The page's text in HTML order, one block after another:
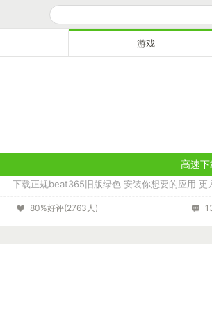
游戏
高速下
下载正规beat365旧版绿色 安装你想要的应用 更
80%好评(2763人)